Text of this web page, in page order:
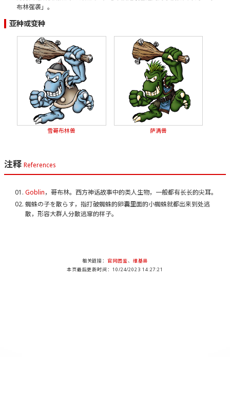
布林强袭」。
亚种或变种
雪哥布林兽 萨满兽
注释 References
Goblin，哥布林。西方神话故事中的类人生物，一般都有长长的尖耳。
蜘蛛の子を散らす，指打破蜘蛛的卵囊里面的小蜘蛛就都出来到处逃
散，形容大群人分散逃窜的样子。
相关链接： 官网图鉴、 维基兽
本页最后更新时间：10/24/2023 14:27:21